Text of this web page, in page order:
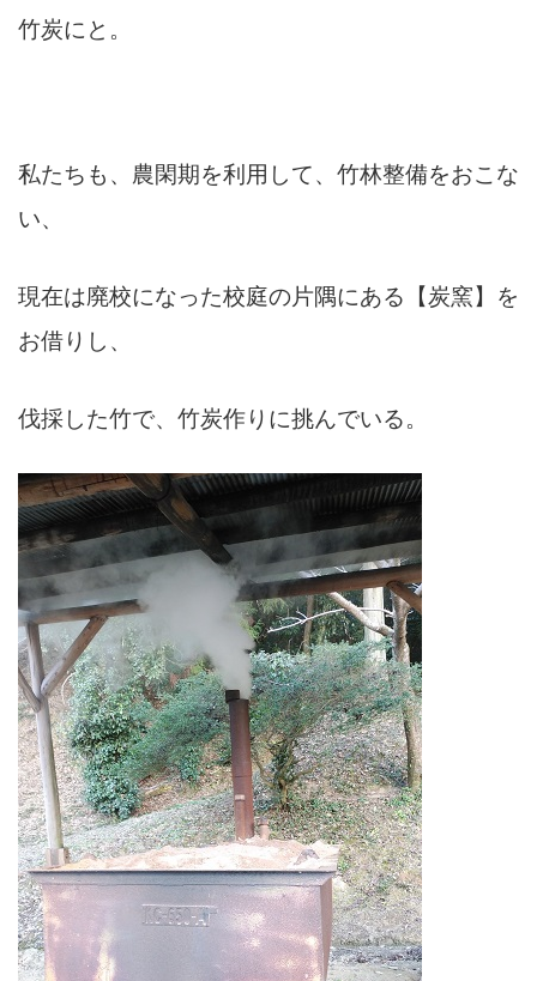
竹炭にと。
私たちも、農閑期を利用して、竹林整備をおこな
い、
現在は廃校になった校庭の片隅にある【炭窯】を
お借りし、
伐採した竹で、竹炭作りに挑んでいる。